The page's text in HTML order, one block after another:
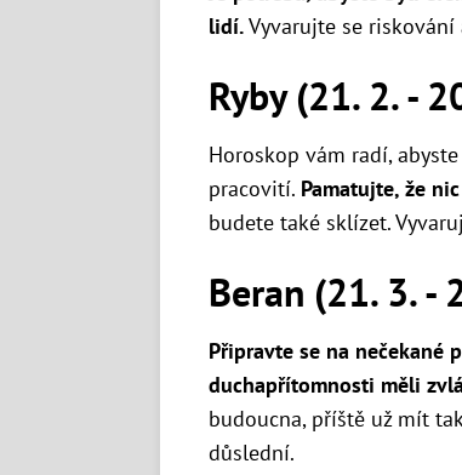
lidí.Vyvarujte se riskování
Ryby (21. 2. -
Horoskop vám radí,
pracovití. Pamatujte, že
budete také sklízet.
Beran (21. 3. -
Připravte se na nečekané
duchapřítomnosti měli
budoucna, příště už mít
důslední.